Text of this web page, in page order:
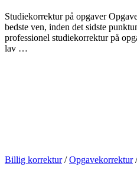
Studiekorrektur på opgaver
bedste ven, inden det sidste
professionel studiekorrektur på
lav …
Billig korrektur/Opgavekorrektur